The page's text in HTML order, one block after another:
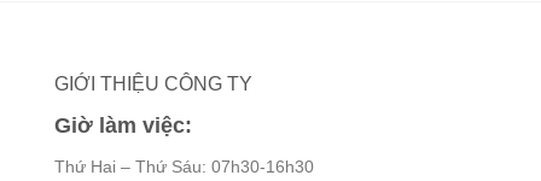
GIỚI THIỆU CÔNG TY
Giờ làm việc:
Thứ Hai – Thứ Sáu: 07h30-16h30